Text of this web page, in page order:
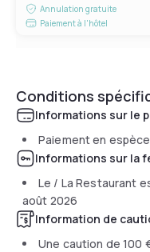
Annulation gratuite
Paiement à l'hôtel
Conditions
Informations sur le
Paiement en
Informations sur la
Le / La Restaurant
août 2026
Information de
Une caution de100